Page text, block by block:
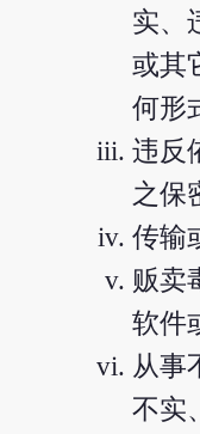
实、
或其
何形
违反
之保
传输
贩卖
软件
从事
不实